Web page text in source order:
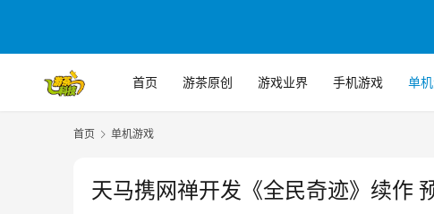
首页 游茶原创 游戏业界 手机游戏 单
首页 单机游戏
天马携网禅开发《全民奇迹》续作